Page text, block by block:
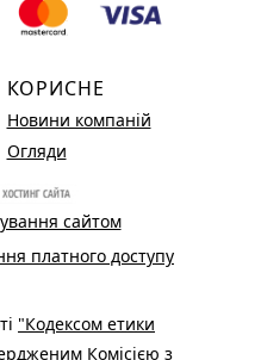
КОРИСНЕ
Новини компаній
Огляди
сайтом
платного доступу
"Кодексом етики
Комісією з